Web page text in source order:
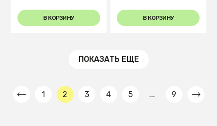
В КОРЗИНУ В КОРЗИНУ
ПОКАЗАТЬ ЕЩЕ
1 2 3 4 5 ... 9